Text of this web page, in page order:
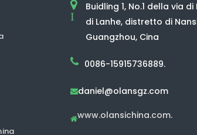
I
Buidling 1, No.1 della via
di Lanhe, distretto di
Guangzhou, Cina
0086-15915736889.
daniel@olansgz.com
www.olansichina.com.